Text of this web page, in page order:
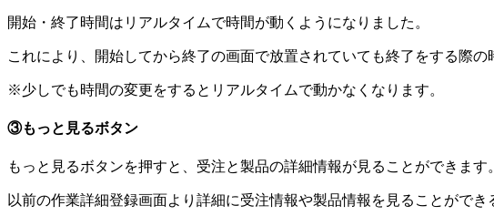
開始・終了時間はリアルタイムで時間が動くようになりました。
これにより、開始してから終了の画面で放置されていても終了をする際の
※少しでも時間の変更をするとリアルタイムで動かなくなります。
③もっと見るボタン
もっと見るボタンを押すと、受注と製品の詳細情報が見ることができます。
以前の作業詳細登録画面より詳細に受注情報や製品情報を見ることができ